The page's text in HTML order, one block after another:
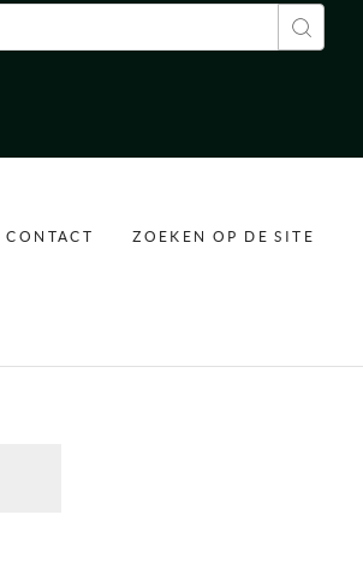
CONTACT ZOEKEN OP DE SITE